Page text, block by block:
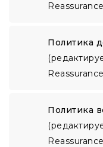
Политика
Политика